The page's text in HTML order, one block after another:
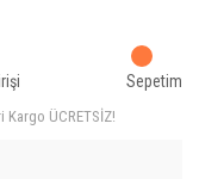
Kargo ÜCRETSİZ!
Sepetim